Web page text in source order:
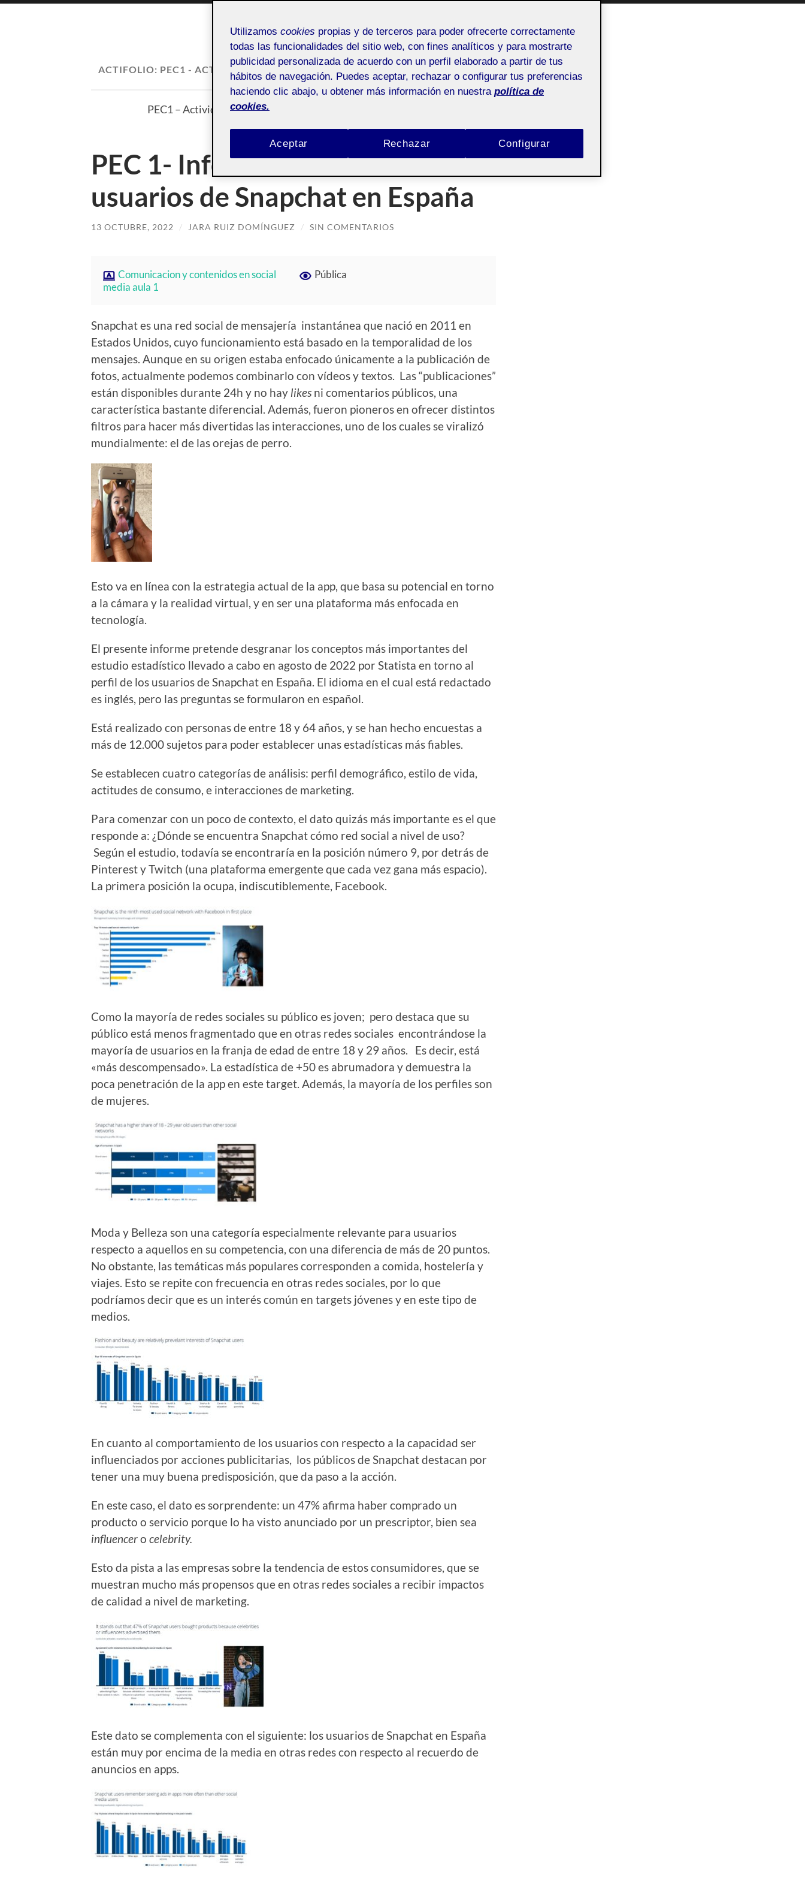
ACTIFOLIO: PEC1 - ACTIVIDAD 1: AUDIENCIAS Y ALGORITMOS DE LOS SOCIAL
MEDIA
PEC1 – Actividad 1: Audiencias y algoritmos de los social media
PEC 1- Informe sobre los
usuarios de Snapchat en España
13 OCTUBRE, 2022 / JARA RUIZ DOMÍNGUEZ / SIN COMENTARIOS
Comunicacion y contenidos en social
media aula 1
Pública
Snapchat es una red social de mensajería instantánea que nació en 2011 en
Estados Unidos, cuyo funcionamiento está basado en la temporalidad de los
mensajes. Aunque en su origen estaba enfocado únicamente a la publicación de
fotos, actualmente podemos combinarlo con vídeos y textos. Las “publicaciones”
están disponibles durante 24h y no hay likes ni comentarios públicos, una
característica bastante diferencial. Además, fueron pioneros en ofrecer distintos
filtros para hacer más divertidas las interacciones, uno de los cuales se viralizó
mundialmente: el de las orejas de perro.
Esto va en línea con la estrategia actual de la app, que basa su potencial en torno
a la cámara y la realidad virtual, y en ser una plataforma más enfocada en
tecnología.
El presente informe pretende desgranar los conceptos más importantes del
estudio estadístico llevado a cabo en agosto de 2022 por Statista en torno al
perfil de los usuarios de Snapchat en España. El idioma en el cual está redactado
es inglés, pero las preguntas se formularon en español.
Está realizado con personas de entre 18 y 64 años, y se han hecho encuestas a
más de 12.000 sujetos para poder establecer unas estadísticas más fiables.
Se establecen cuatro categorías de análisis: perfil demográfico, estilo de vida,
actitudes de consumo, e interacciones de marketing.
Para comenzar con un poco de contexto, el dato quizás más importante es el que
responde a: ¿Dónde se encuentra Snapchat cómo red social a nivel de uso?
Según el estudio, todavía se encontraría en la posición número 9, por detrás de
Pinterest y Twitch (una plataforma emergente que cada vez gana más espacio).
La primera posición la ocupa, indiscutiblemente, Facebook.
Como la mayoría de redes sociales su público es joven; pero destaca que su
público está menos fragmentado que en otras redes sociales encontrándose la
mayoría de usuarios en la franja de edad de entre 18 y 29 años. Es decir, está
«más descompensado». La estadística de +50 es abrumadora y demuestra la
poca penetración de la app en este target. Además, la mayoría de los perfiles son
de mujeres.
Moda y Belleza son una categoría especialmente relevante para usuarios
respecto a aquellos en su competencia, con una diferencia de más de 20 puntos.
No obstante, las temáticas más populares corresponden a comida, hostelería y
viajes. Esto se repite con frecuencia en otras redes sociales, por lo que
podríamos decir que es un interés común en targets jóvenes y en este tipo de
medios.
En cuanto al comportamiento de los usuarios con respecto a la capacidad ser
influenciados por acciones publicitarias, los públicos de Snapchat destacan por
tener una muy buena predisposición, que da paso a la acción.
En este caso, el dato es sorprendente: un 47% afirma haber comprado un
producto o servicio porque lo ha visto anunciado por un prescriptor, bien sea
influencero celebrity.
Esto da pista a las empresas sobre la tendencia de estos consumidores, que se
muestran mucho más propensos que en otras redes sociales a recibir impactos
de calidad a nivel de marketing.
Este dato se complementa con el siguiente: los usuarios de Snapchat en España
están muy por encima de la media en otras redes con respecto al recuerdo de
anuncios en apps.
Utilizamos cookies propias y de terceros para poder ofrecerte correctamente
todas las funcionalidades del sitio web, con fines analíticos y para mostrarte
publicidad personalizada de acuerdo con un perfil elaborado a partir de tus
hábitos de navegación. Puedes aceptar, rechazar o configurar tus preferencias
haciendo clic abajo, u obtener más información en nuestra política de
cookies.
Rechazar
Aceptar Configurar